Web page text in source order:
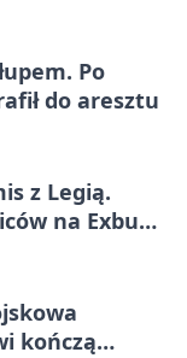
Po
do aresztu
z Legią.
na Exbud
kończą